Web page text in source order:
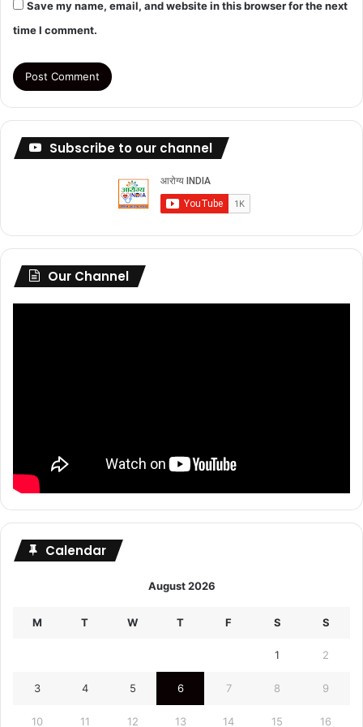
Save my name, email, and website in this browser for the next
time I comment.
Subscribe to our channel
Our Channel
Calendar
August 2026
M T W T F S S
1 2
3 4 5 6 7 8 9
10 11 12 13 14 15 16